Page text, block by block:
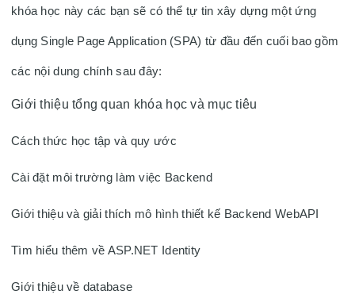
khóa học này các bạn sẽ có thể tự tin xây dựng một ứng
dụng Single Page Application (SPA) từ đầu đến cuối bao gồm
các nội dung chính sau đây:
Giới thiệu tổng quan khóa học và mục tiêu
Cách thức học tập và quy ước
Cài đặt môi trường làm việc Backend
Giới thiệu và giải thích mô hình thiết kế Backend WebAPI
Tìm hiểu thêm về ASP.NET Identity
Giới thiệu về database